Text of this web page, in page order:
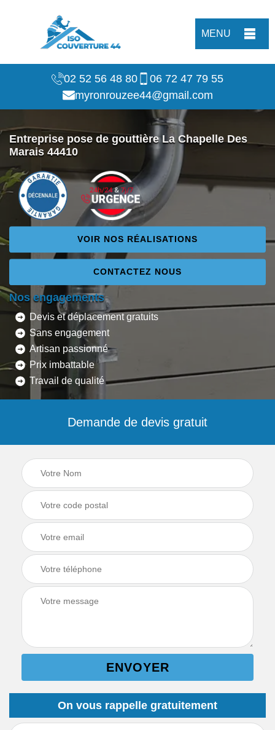
MENU
02 52 56 48 80
06 72 47 79 55
myronrouzee44@gmail.com
Entreprise pose de gouttière La Chapelle Des
Marais 44410
VOIR NOS RÉALISATIONS
CONTACTEZ NOUS
Nos engagements
Devis et déplacement gratuits
Sans engagement
Artisan passionné
Prix imbattable
Travail de qualité
Demande de devis gratuit
On vous rappelle gratuitement